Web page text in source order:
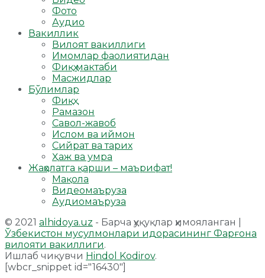
Фото
Аудио
Вакиллик
Вилоят вакиллиги
Имомлар фаолиятидан
Фиқҳ мактаби
Масжидлар
Бўлимлар
Фиқҳ
Рамазон
Савол-жавоб
Ислом ва иймон
Сийрат ва тарих
Ҳаж ва умра
Жаҳолатга қарши – маърифат!
Мақола
Видеомаъруза
Аудиомаъруза
© 2021 alhidoya.uz - Барча ҳуқуқлар ҳимояланган |
Ўзбекистон мусулмонлари идорасининг Фарғона
вилояти вакиллиги.
Ишлаб чиқувчи Hindol Kodirov.
[wbcr_snippet id="16430"]